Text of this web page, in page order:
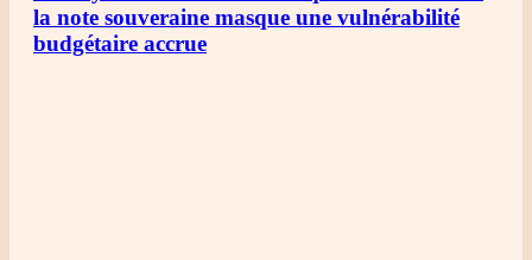
la note souveraine masque une vulnérabilité
budgétaire accrue